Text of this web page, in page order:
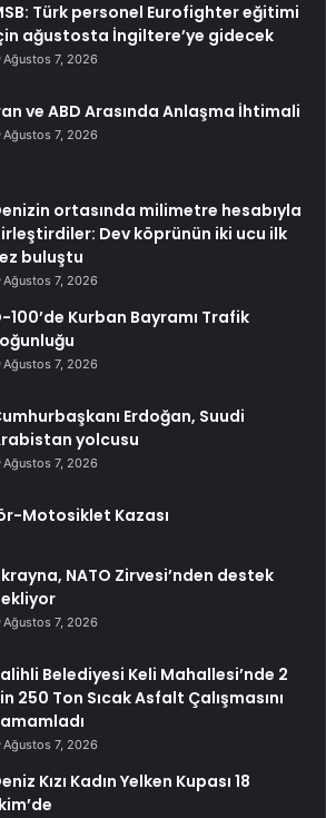
Türk personel Eurofighter eğitimi
ağustosta İngiltere’ye gidecek
Ağustos 7, 2026
ve ABD Arasında Anlaşma İhtimali
Ağustos 7, 2026
ortasında milimetre hesabıyla
Dev köprünün iki ucu ilk
buluştu
Ağustos 7, 2026
100’de Kurban Bayramı Trafik
Ağustos 7, 2026
Erdoğan, Suudi
yolcusu
Ağustos 7, 2026
Motosiklet Kazası
NATO Zirvesi’nden destek
Ağustos 7, 2026
Belediyesi Keli Mahallesi’nde 2
250 Ton Sıcak Asfalt Çalışmasını
Ağustos 7, 2026
Kızı Kadın Yelken Kupası 18